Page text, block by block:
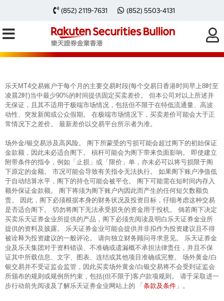
(852) 2119-7631 (852) 5503-4131
每周黃金分析 20260119
乐天MT4交易账户于每个月的主要交易时段(每个交易日香港时间早上8时至
凌晨2时)当中最少90%的时间提供固定买卖差价。 但本公司对以上所述并
无保证，且其不适用于极端市场情况，包括但不限于在特低流通量、高波
动性、突发新闻或公众假期。 在极端市场情况下，买卖差价可能会大于正
常情况下之差价。 最新差价以交易平台所示者为准。
场外金/银交易涉及高风险。 阁下所蒙受的亏损可能会超过阁下的初始保证
金款额，因此未必适合阁下。 槓杆可能会为阁下带来负面影响。 即使建立
附带条件的指令，例如「止损」或「限价」单，亦未必可以将亏损限于阁
下原定的金额。 市况可能会导致有关指令无法执行。 如果阁下账户净值低
于自动结算水平，阁下的持仓可能会被平仓。 阁下可能需在短时间内存入
额外保证金款额。 阁下将须为阁下账户内因此而产生的任何短欠数额负
责。 因此，阁下必须根据本身的财务状况及投资目标，仔细考虑这种交易
是否适合阁下。 切勿将阁下无法承受损失的资金用于投机。 倘若阁下决定
买卖乐天证券金业所提供的产品，阁下必须先阅读及明白乐天证券金业所
提供的资料及披露。 乐天证券金业可能会提供并非拟作为投资建议且不得
被诠释为投资建议的一般评论。 请向独立财务顾问寻求意见。 乐天证券金
业及乐天集团对于资料错误、不准确或遗漏概不承担法律责任，并且不保
证其中所载信息、文字、图表、连结或其他项目准确或完整。 场外黄金/白
银交易并不受证监会监管，因此买卖场外黄金/白银交易将不会受到证监会
所颁布的规则或规例所约束，包括(但不限于)客户款项规则。 请于采取进一
步行动前先阅读及了解乐天证券金业网站上的 「 条款及条件 」。